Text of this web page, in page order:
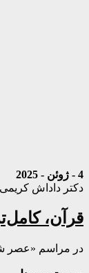
4 - ژوئن - 2025
دکتر داداش
قرآن،
در مراسم «عصر